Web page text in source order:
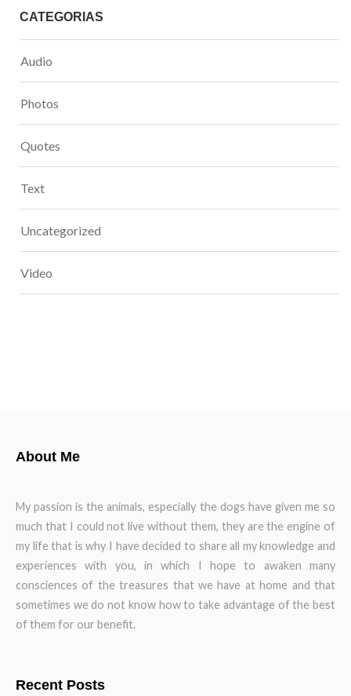
CATEGORÍAS
Audio
Photos
Quotes
Text
Uncategorized
Video
About Me
My passion is the animals, especially the dogs have given me so
much that I could not live without them, they are the engine of
my life that is why I have decided to share all my knowledge and
experiences with you, in which I hope to awaken many
consciences of the treasures that we have at home and that
sometimes we do not know how to take advantage of the best
of them for our benefit.
Recent Posts